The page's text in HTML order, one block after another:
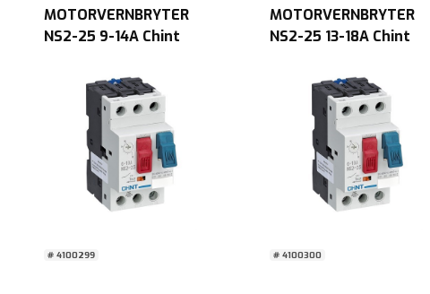
MOTORVERNBRYTER
NS2-25 9-14A Chint
# 4100299
MOTORVERNBRYTER
NS2-25 13-18A Chint
# 4100300